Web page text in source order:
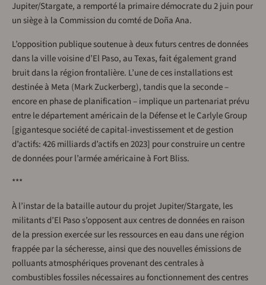
Jupiter/Stargate, a remporté la primaire démocrate du 2 juin pour
un siège à la Commission du comté de Doña Ana.
L’opposition publique soutenue à deux futurs centres de données
dans la ville voisine d’El Paso, au Texas, fait également grand
bruit dans la région frontalière. L’une de ces installations est
destinée à Meta (Mark Zuckerberg), tandis que la seconde –
encore en phase de planification – implique un partenariat prévu
entre le département américain de la Défense et le Carlyle Group
[gigantesque société de capital-investissement et de gestion
d’actifs: 426 milliards d’actifs en 2023] pour construire un centre
de données pour l’armée américaine à Fort Bliss.
***
À l’instar de la bataille autour du projet Jupiter/Stargate, les
militants d’El Paso s’opposent aux centres de données en raison
de la pression exercée sur les ressources en eau dans une région
frappée par la sécheresse, ainsi que des nouvelles émissions de
polluants atmosphériques provenant des centrales à
combustibles fossiles nécessaires au fonctionnement des centres